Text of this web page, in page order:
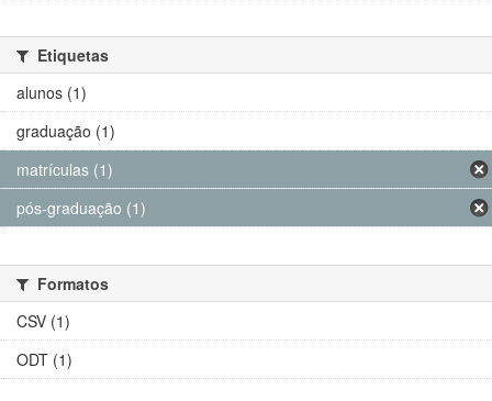
Etiquetas
alunos (1)
graduação (1)
matrículas (1)
pós-graduação (1)
Formatos
CSV (1)
ODT (1)